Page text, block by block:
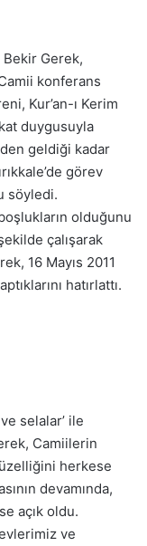
Bekir Gerek,
konferans
Kur’an-ı Kerim
duygusuyla
geldiği kadar
görev
söyledi.
olduğunu
çalışarak
16 Mayıs 2011
hatırlattı.
selalar’ ile
Camiilerin
herkese
devamında,
açık oldu.
ve